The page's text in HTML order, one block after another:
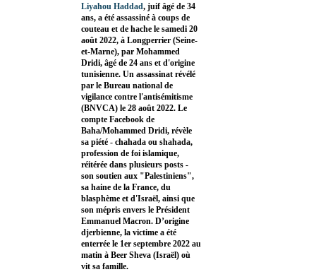
Liyahou Haddad, juif âgé de 34
ans, a été assassiné à coups de
couteau et de hache le samedi 20
août 2022, à Longperrier (Seine-
et-Marne), par Mohammed
Dridi, âgé de 24 ans et d'origine
tunisienne. Un assassinat révélé
par le Bureau national de
vigilance contre l'antisémitisme
(BNVCA) le 28 août 2022. Le
compte Facebook de
Baha/Mohammed Dridi, révèle
sa piété - chahada ou shahada,
profession de foi islamique,
réitérée dans plusieurs posts -
son soutien aux "Palestiniens",
sa haine de la France, du
blasphème et d'Israël, ainsi que
son mépris envers le Président
Emmanuel Macron. D’origine
djerbienne, la victime a été
enterrée le 1er septembre 2022 au
matin à Beer Sheva (Israël) où
vit sa famille.